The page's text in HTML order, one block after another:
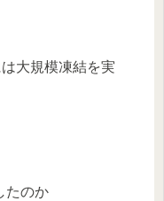
大規模凍結を実
たのか